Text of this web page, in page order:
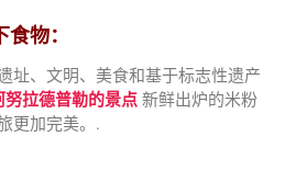
物：
址、文明、美食和基于标志性遗产
努拉德普勒的景点 新鲜出炉的米粉
更加完美。.